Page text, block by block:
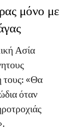
μόνο με
Ασία
τους: «Θα
όταν